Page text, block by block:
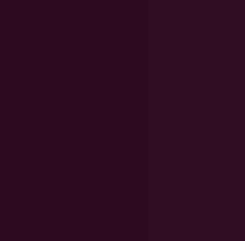
på youtube